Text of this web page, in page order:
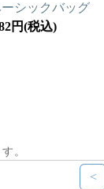
シックバッグ
円(税込)
。
<